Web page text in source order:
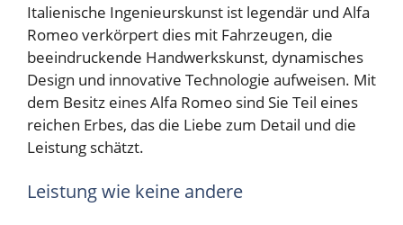
Italienische Ingenieurskunst ist legendär und Alfa
Romeo verkörpert dies mit Fahrzeugen, die
beeindruckende Handwerkskunst, dynamisches
Design und innovative Technologie aufweisen. Mit
dem Besitz eines Alfa Romeo sind Sie Teil eines
reichen Erbes, das die Liebe zum Detail und die
Leistung schätzt.
Leistung wie keine andere